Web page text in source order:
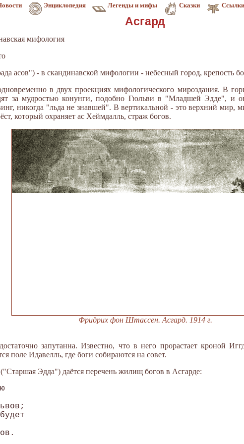
Энциклопедия Легенды и мифы Сказки Ссылки
Асгард
мифология
асов") - в скандинавской мифологии - небесный город, крепость
в двух проекциях мифологического мироздания. В
за мудростью конунги, подобно Гюльви в "Младшей Эдде", и
никогда "льда не знавшей". В вертикальной - это верхний мир,
который охраняет ас Хеймдалль, страж богов.
Фридрих фон Штассен. Асгард. 1914 г.
запутанна. Известно, что в него прорастает кроной
поле Идавелль, где боги собираются на совет.
Эдда") даётся перечень жилищ богов в Асгарде:
будет